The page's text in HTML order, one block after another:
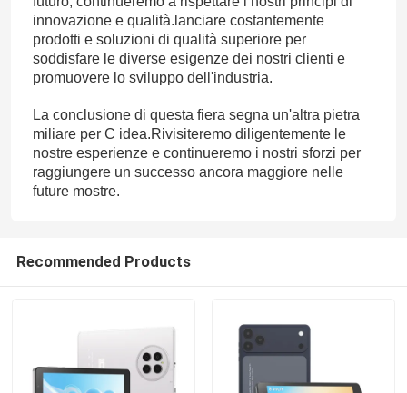
innovazione e qualità.lanciare costantemente
prodotti e soluzioni di qualità superiore per
soddisfare le diverse esigenze dei nostri clienti e
promuovere lo sviluppo dell'industria.
La conclusione di questa fiera segna un'altra pietra
miliare per C idea.Rivisiteremo diligentemente le
nostre esperienze e continueremo i nostri sforzi per
raggiungere un successo ancora maggiore nelle
future mostre.
Recommended Products